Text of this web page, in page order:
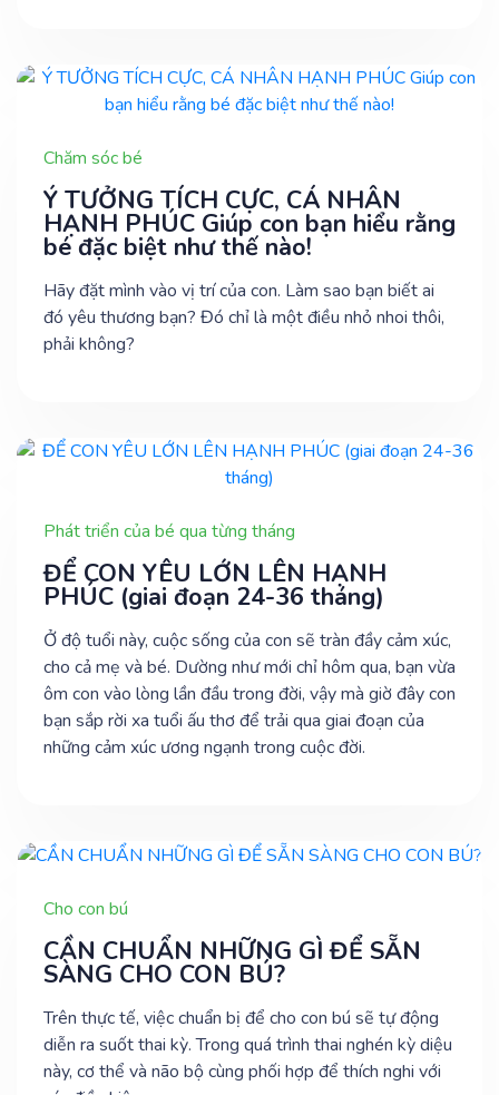
Chăm sóc bé
Ý TƯỞNG TÍCH CỰC, CÁ NHÂN
HẠNH PHÚC Giúp con bạn hiểu rằng
bé đặc biệt như thế nào!
Hãy đặt mình vào vị trí của con. Làm sao bạn biết ai
đó yêu thương bạn? Đó chỉ là một điều nhỏ nhoi thôi,
phải không?
Phát triển của bé qua từng tháng
ĐỂ CON YÊU LỚN LÊN HẠNH
PHÚC (giai đoạn 24-36 tháng)
Ở độ tuổi này, cuộc sống của con sẽ tràn đầy cảm xúc,
cho cả mẹ và bé. Dường như mới chỉ hôm qua, bạn vừa
ôm con vào lòng lần đầu trong đời, vậy mà giờ đây con
bạn sắp rời xa tuổi ấu thơ để trải qua giai đoạn của
những cảm xúc ương ngạnh trong cuộc đời.
Cho con bú
CẦN CHUẨN NHỮNG GÌ ĐỂ SẴN
SÀNG CHO CON BÚ?
Trên thực tế, việc chuẩn bị để cho con bú sẽ tự động
diễn ra suốt thai kỳ. Trong quá trình thai nghén kỳ diệu
này, cơ thể và não bộ cùng phối hợp để thích nghi với